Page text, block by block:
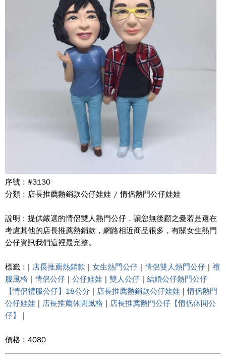
序號 : #3130
分類 : 店長推薦熱銷款公仔娃娃 / 情侶熱門公仔娃娃
說明 : 提供嚴選的情侶雙人熱門公仔，讓您無後顧之憂若是還在
考慮其他的店長推薦熱銷款，網路相近商品很多，有關女生熱門
公仔資訊我們這裡最完整。
標籤 : | 店長推薦熱銷款 女生熱門公仔 |情侶雙人熱門公仔
禮
服風格 |情侶公仔 公仔娃娃 雙人公仔
結婚公仔熱門公仔
【情侶禮服公仔】18公分
店長推薦熱銷款公仔娃娃 |情侶熱門
公仔娃娃
店長推薦休閒風格
店長推薦熱門公仔【情侶休閒公
仔】
價格 : 4080